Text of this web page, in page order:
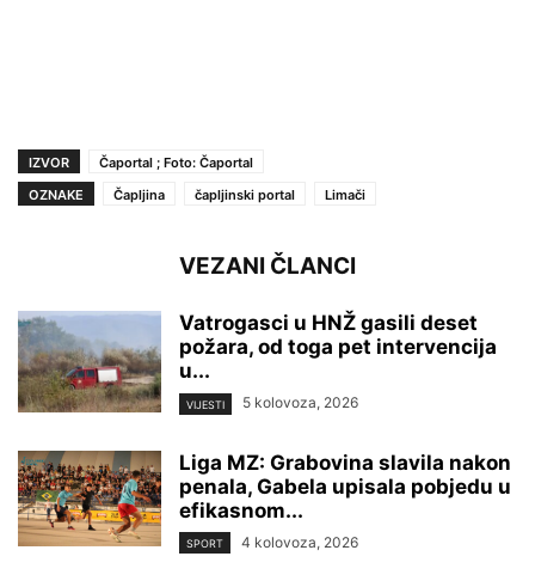
IZVOR
Čaportal ; Foto: Čaportal
OZNAKE
Čapljina čapljinski portal Limači
VEZANI ČLANCI
Vatrogasci u HNŽ gasili deset
požara, od toga pet intervencija
u...
VIJESTI 5 kolovoza, 2026
Liga MZ: Grabovina slavila nakon
penala, Gabela upisala pobjedu u
efikasnom...
SPORT 4 kolovoza, 2026